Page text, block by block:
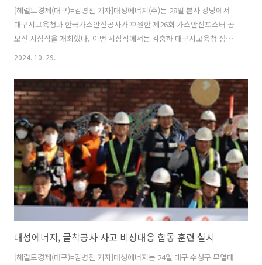
[헤럴드경제(대구)=김병진 기자]대성에너지(주)는 28일 본사 강당에서
대구시교육청과 한국가스안전공사가 후원한 제26회 가스안전포스터 공
모전 시상식을 개최했다. 이번 시상식에서는 김충하 대구시교육청 정책
지원국장과 안중희 한국가스안전공사 대구본부 안전지원부장, 박문희
대구부설초(은상), 경일중(동상)이 각각 수상했다. 개인상 부문에서는 초
등부 대상 이가빈(대구교대대구부설초), 금상 김규민(월암초), 중등부 대
상 박소영(소선여중), 금상 강다현(경산여중) 학생 등이 수상했다.선정된
수상 작품은 행사 당일 대성에너지 본사 1층에 전시돼고 추후 '도시가스
안전 문화 캠페인', '스스로 안전점검의 날', '지역문화 축제' 등에서 안전
교육용으로 활..
2024. 10. 29.
대성에너지, 굴착공사 사고 비상대응 합동 훈련 실시
[헤럴드경제(대구)=김병진 기자]대성에너지는 24일 대구 수성구 무열대